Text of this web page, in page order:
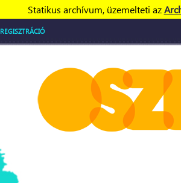
Statikus archívum, üzemelteti az
REGISZTRÁCIÓ